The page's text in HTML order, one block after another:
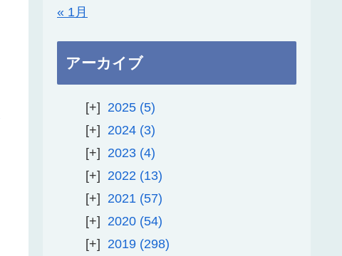
« 1月
アーカイブ
2025 5
2024 3
2023 4
2022
13
2021
57
2020 54
2019 298